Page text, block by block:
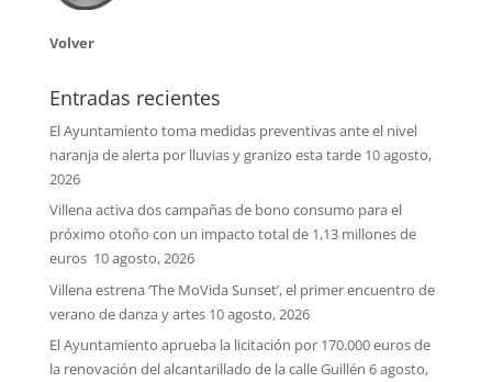
Volver
Entradas recientes
El Ayuntamiento toma medidas preventivas ante el nivel
naranja de alerta por lluvias y granizo esta tarde 10 agosto,
2026
Villena activa dos campañas de bono consumo para el
próximo otoño con un impacto total de 1,13 millones de
euros 10 agosto, 2026
Villena estrena ‘The MoVida Sunset’, el primer encuentro de
verano de danza y artes 10 agosto, 2026
El Ayuntamiento aprueba la licitación por 170.000 euros de
la renovación del alcantarillado de la calle Guillén 6 agosto,